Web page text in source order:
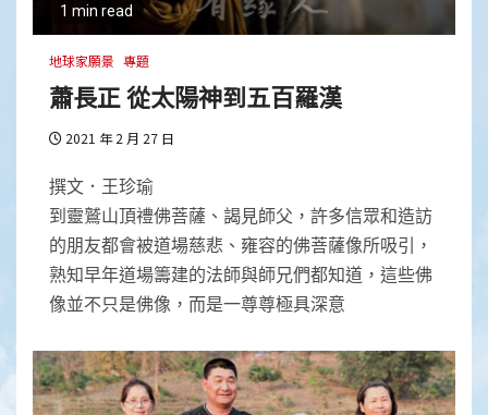
1 min read
地球家願景 專題
蕭長正 從太陽神到五百羅漢
2021 年 2 月 27 日
撰文．王珍瑜
到靈鷲山頂禮佛菩薩、謁見師父，許多信眾和造訪
的朋友都會被道場慈悲、雍容的佛菩薩像所吸引，
熟知早年道場籌建的法師與師兄們都知道，這些佛
像並不只是佛像，而是一尊尊極具深意